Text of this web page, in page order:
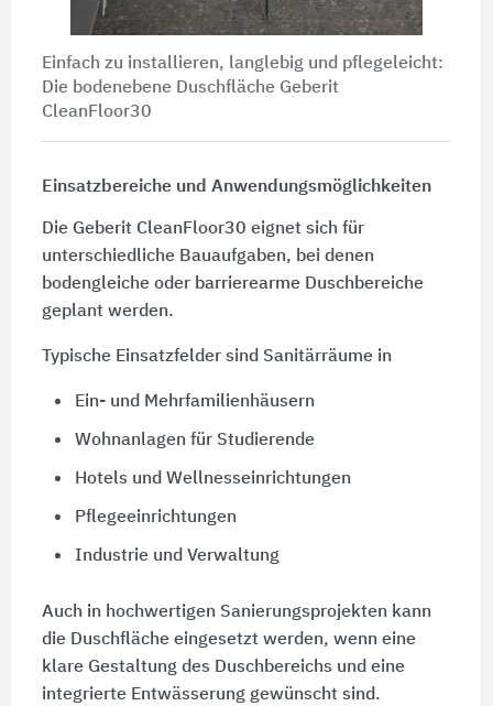
Einfach zu installieren, langlebig und pflegeleicht:
Die bodenebene Duschfläche Geberit
CleanFloor30
Einsatzbereiche und Anwendungsmöglichkeiten
Die Geberit CleanFloor30 eignet sich für
unterschiedliche Bauaufgaben, bei denen
bodengleiche oder barrierearme Duschbereiche
geplant werden.
Typische Einsatzfelder sind Sanitärräume in
Ein- und Mehrfamilienhäusern
Wohnanlagen für Studierende
Hotels und Wellnesseinrichtungen
Pflegeeinrichtungen
Industrie und Verwaltung
Auch in hochwertigen Sanierungsprojekten kann
die Duschfläche eingesetzt werden, wenn eine
klare Gestaltung des Duschbereichs und eine
integrierte Entwässerung gewünscht sind.